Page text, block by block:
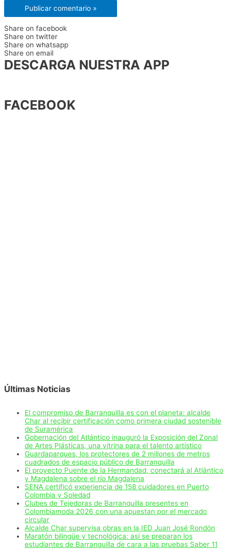
Share on facebook
Share on twitter
Share on whatsapp
Share on email
DESCARGA NUESTRA APP
FACEBOOK
Últimas Noticias
El compromiso de Barranquilla es con el planeta: alcalde
Char al recibir certificación como primera ciudad sostenible
de Suramérica
Gobernación del Atlántico inauguró la Exposición del Zonal
de Artes Plásticas, una vitrina para el talento artístico
Guardaparques, los protectores de 2 millones de metros
cuadrados de espacio público de Barranquilla
El proyecto Puente de la Hermandad, conectará al Atlántico
y Magdalena sobre el río Magdalena
SENA certificó experiencia de 158 cuidadores en Puerto
Colombia y Soledad
Clubes de Tejedoras de Barranquilla presentes en
Colombiamoda 2026 con una apuestan por el mercado
circular
Alcalde Char supervisa obras en la IED Juan José Rondón
Maratón bilingüe y tecnológica: así se preparan los
estudiantes de Barranquilla de cara a las pruebas Saber 11